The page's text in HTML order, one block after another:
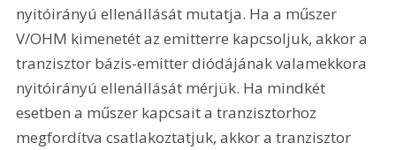
nyitóirányú ellenállását mutatja. Ha a műszer
V/OHM kimenetét az emitterre kapcsoljuk, akkor a
tranzisztor bázis-emitter diódájának valamekkora
nyitóirányú ellenállását mérjük. Ha mindkét
esetben a műszer kapcsait a tranzisztorhoz
megfordítva csatlakoztatjuk, akkor a tranzisztor